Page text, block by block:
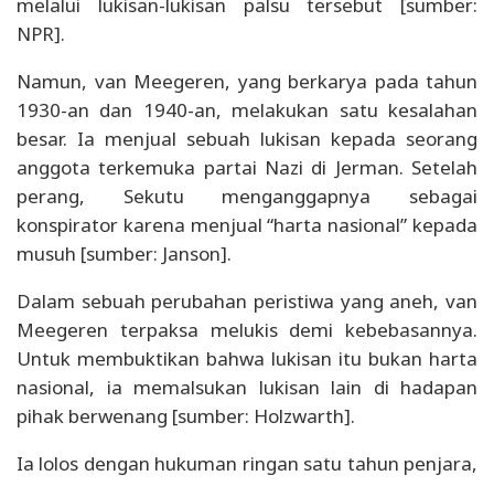
NPR].
Namun, van Meegeren, yang berkarya pada tahun
1930-an dan 1940-an, melakukan satu kesalahan
besar. Ia menjual sebuah lukisan kepada seorang
anggota terkemuka partai Nazi di Jerman. Setelah
perang, Sekutu menganggapnya sebagai
konspirator karena menjual “harta nasional” kepada
musuh [sumber: Janson].
Dalam sebuah perubahan peristiwa yang aneh, van
Meegeren terpaksa melukis demi kebebasannya.
Untuk membuktikan bahwa lukisan itu bukan harta
nasional, ia memalsukan lukisan lain di hadapan
pihak berwenang [sumber: Holzwarth].
Ia lolos dengan hukuman ringan satu tahun penjara,